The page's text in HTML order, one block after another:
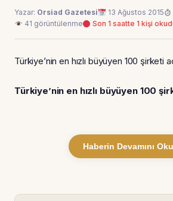
Yazar: Orsiad Gazetesi 13 Ağustos 2015
41 görüntülenme
Son 1 saatte 1 kişi
Türkiye’nin en hızlı büyüyen 100 şirketi
Türkiye’nin en hızlı büyüyen 100
Haberin Devamını